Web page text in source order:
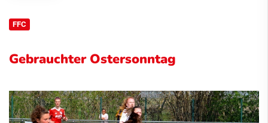
FFC
Gebrauchter Ostersonntag